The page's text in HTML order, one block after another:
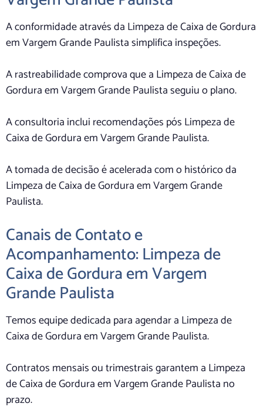
A conformidade através da Limpeza de Caixa de Gordura
em Vargem Grande Paulista simplifica inspeções.
A rastreabilidade comprova que a Limpeza de Caixa de
Gordura em Vargem Grande Paulista seguiu o plano.
A consultoria inclui recomendações pós Limpeza de
Caixa de Gordura em Vargem Grande Paulista.
A tomada de decisão é acelerada com o histórico da
Limpeza de Caixa de Gordura em Vargem Grande
Paulista.
Canais de Contato e
Acompanhamento: Limpeza de
Caixa de Gordura em Vargem
Grande Paulista
Temos equipe dedicada para agendar a Limpeza de
Caixa de Gordura em Vargem Grande Paulista.
Contratos mensais ou trimestrais garantem a Limpeza
de Caixa de Gordura em Vargem Grande Paulista no
prazo.